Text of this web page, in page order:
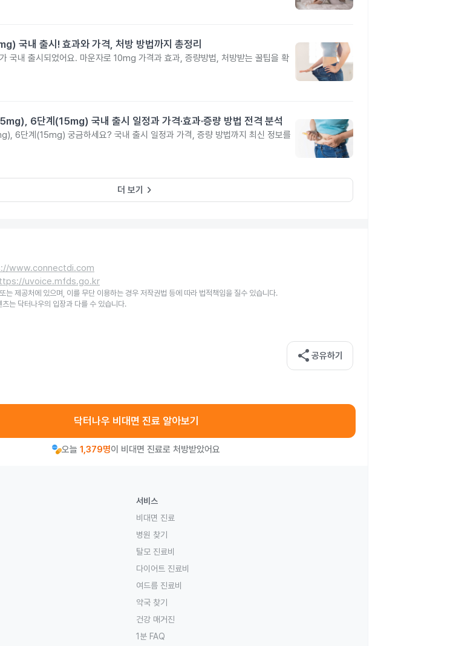
국내 출시! 효과와 가격, 처방 방법까지 총정리
국내 출시되었어요. 마운자로 10mg 가격과 효과, 증량방법, 처방받는 꿀팁을 확
6단계(15mg) 국내 출시 일정과 가격·효과·증량 방법 전격 분석
6단계(15mg) 궁금하세요? 국내 출시 일정과 가격, 증량 방법까지 최신 정보를
더 보기 keyboard_arrow_right
www.connectdi.com
uvoice.mfds.go.kr
는 제공처에 있으며, 이를 무단 이용하는 경우 저작권법 등에 따라 법적책임을 질수 있습니다.
는 닥터나우의 입장과 다를 수 있습니다.
share 공유하기
닥터나우 비대면 진료 알아보기
오늘 1,379명이 비대면 진료로 처방받았어요
서비스
비대면 진료
병원 찾기
탈모 진료비
다이어트 진료비
여드름 진료비
약국 찾기
건강 매거진
1분 FAQ